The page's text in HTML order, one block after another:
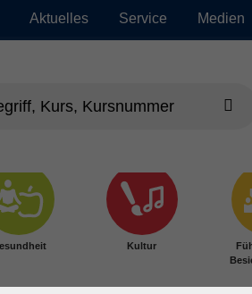
Aktuelles Service Medien
Kultur